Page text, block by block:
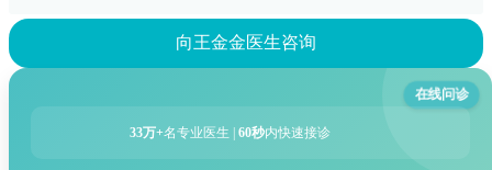
向王金金医生咨询
在线问诊
33万+名专业医生 | 60秒内快速接诊